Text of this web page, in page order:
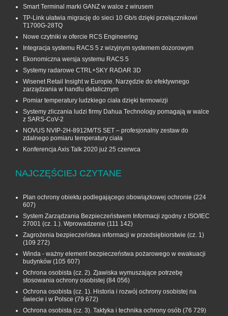
Smart Terminal marki GANZ w walce z wirusem
TP-Link ułatwia migrację do sieci 10 Gb/s dzięki przełącznikowi
T1700G‑28TQ
Nowe czytniki w ofercie RCS Engineering
Integracja systemu RACS 5 z wizyjnym systemem dozorowym
Ekonomiczna wersja systemu RACS 5
Systemy radarowe CTRL+SKY RADAR 3D
Wisenet Retail Insight w Europie. Narzędzie do efektywnego
zarządzania w handlu detalicznym
Pomiar temperatury ludzkiego ciała dzięki termowizji
Systemy zliczania ludzi firmy Dahua Technology pomagają w walce
z SARS-CoV-2
NOVUS NVIP-2H-8912M/TS SET – profesjonalny zestaw do
zdalnego pomiaru temperatury ciała
Konferencja Axis Talk 2020 już 25 czerwca
NAJCZĘŚCIEJ CZYTANE
Plan ochrony obiektu podlegającego obowiązkowej ochronie (224
607)
System Zarządzania Bezpieczeństwem Informacji zgodny z ISO/IEC
27001 (cz. 1.). Wprowadzenie (111 142)
Zagrożenia bezpieczeństwa informacji w przedsiębiorstwie (cz. 1)
(109 272)
Winda - ważny element bezpieczeństwa pożarowego w ewakuacji
budynków (105 607)
Ochrona osobista (cz. 2). Zjawiska wymuszające potrzebę
stosowania ochrony osobistej (84 056)
Ochrona osobista (cz. 1). Historia i rozwój ochrony osobistej na
świecie i w Polsce (79 672)
Ochrona osobista (cz. 3). Taktyka i technika ochrony osób (76 729)